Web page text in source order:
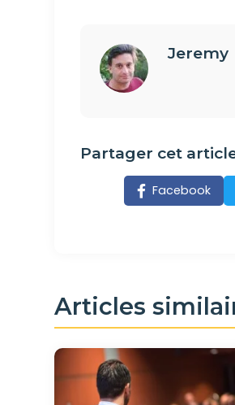
Jeremy
Partager cet
Facebook
Articles